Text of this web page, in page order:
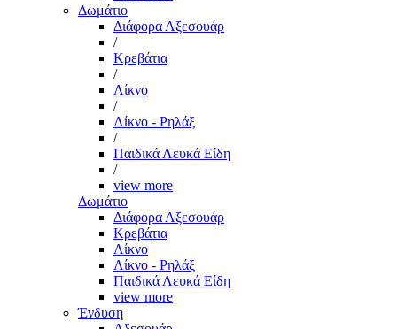
Δωμάτιο
Διάφορα Αξεσουάρ
/
Κρεβάτια
/
Λίκνο
/
Λίκνο - Ρηλάξ
/
Παιδικά Λευκά Είδη
/
view more
Δωμάτιο
Διάφορα Αξεσουάρ
Κρεβάτια
Λίκνο
Λίκνο - Ρηλάξ
Παιδικά Λευκά Είδη
view more
Ένδυση